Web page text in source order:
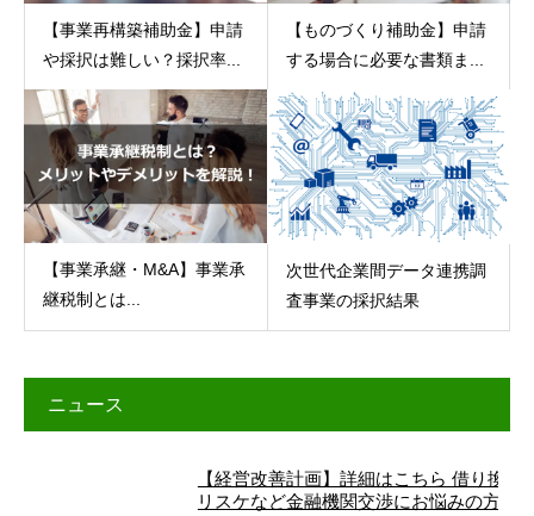
【事業再構築補助金】申請
や採択は難しい？採択率...
【ものづくり補助金】申請
する場合に必要な書類ま...
【事業承継・M&A】事業承
継税制とは...
次世代企業間データ連携調
査事業の採択結果
ニュース
【経営改善計画】詳細はこちら 借り換え、
リスケなど金融機関交渉にお悩みの方へ